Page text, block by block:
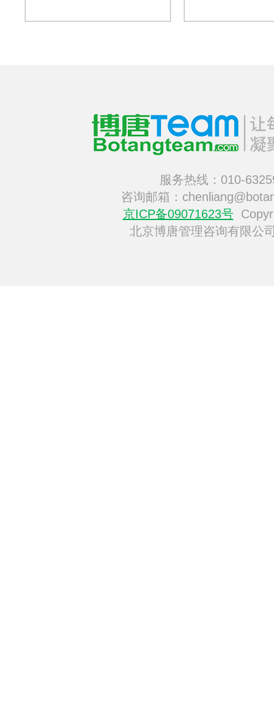
服务热线：010-
咨询邮箱：
京ICP备09071623号
北京博唐管理咨询有限公